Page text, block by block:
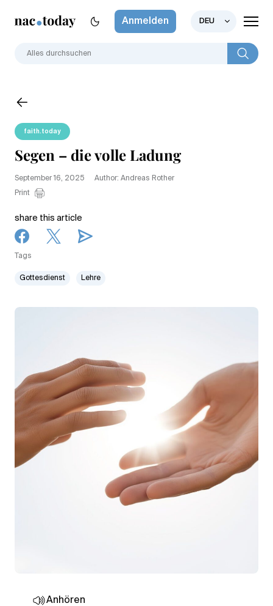
Anmelden DEU
faith.today
Segen – die volle Ladung
September 16, 2025
Author: Andreas Rother
Print
share this article
Tags
Gottesdienst Lehre
Anhören